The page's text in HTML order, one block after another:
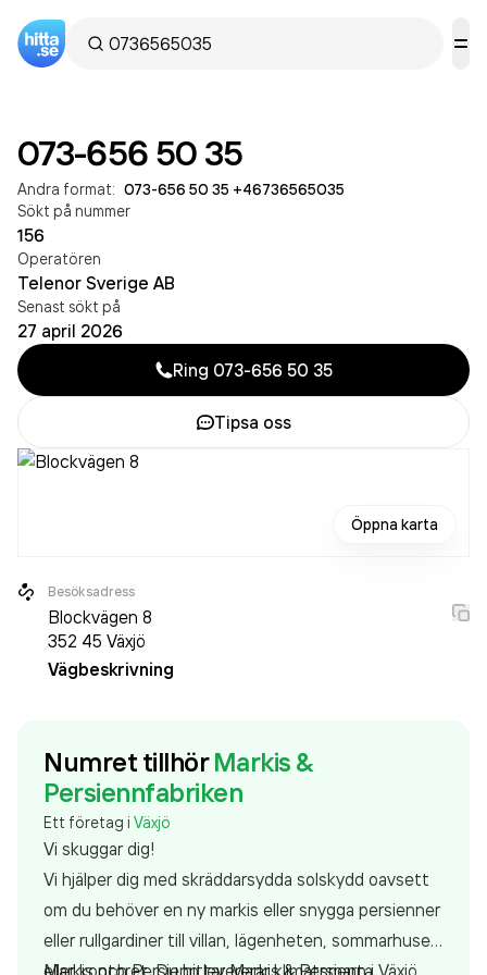
073-656 50 35
Andra format: 073-656 50 35 +46736565035
Sökt på nummer
156
Operatören
Telenor Sverige AB
Senast sökt på
27 april 2026
Ring 073-656 50 35
Tipsa oss
Öppna karta
Besöksadress
Blockvägen 8
352 45 Växjö
Vägbeskrivning
Numret tillhör Markis &
Persiennfabriken
Ett företag i Växjö
Vi skuggar dig!
Vi hjälper dig med skräddarsydda solskydd oavsett
om du behöver en ny markis eller snygga persienner
eller rullgardiner till villan, lägenheten, sommarhuset
eller kontoret. Du hittar Markis & Persienn i Växjö,
Markis och Persienn levererar klimatsmarta